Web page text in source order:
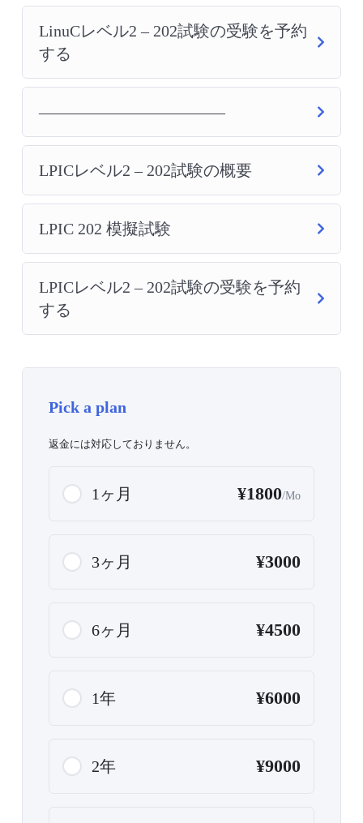
LinuCレベル2 – 202試験の受験を予約
する
———————————–
LPICレベル2 – 202試験の概要
LPIC 202 模擬試験
LPICレベル2 – 202試験の受験を予約
する
Pick a plan
返金には対応しておりません。
1ヶ月 ¥1800/Mo
3ヶ月 ¥3000
6ヶ月 ¥4500
1年 ¥6000
2年 ¥9000